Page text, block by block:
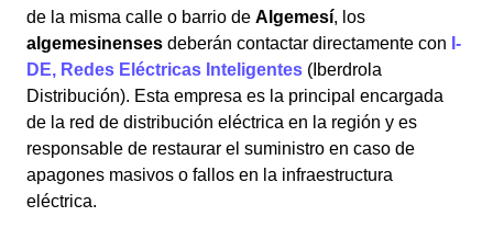
de la misma calle o barrio de Algemesí, los
algemesinenses deberán contactar directamente con I-
DE, Redes Eléctricas Inteligentes (Iberdrola
Distribución). Esta empresa es la principal encargada
de la red de distribución eléctrica en la región y es
responsable de restaurar el suministro en caso de
apagones masivos o fallos en la infraestructura
eléctrica.